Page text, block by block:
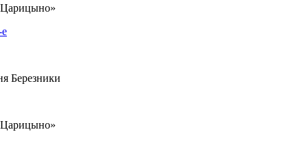
Березники